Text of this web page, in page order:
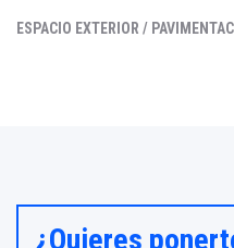
ESPACIO EXTERIOR /
¿Quieres